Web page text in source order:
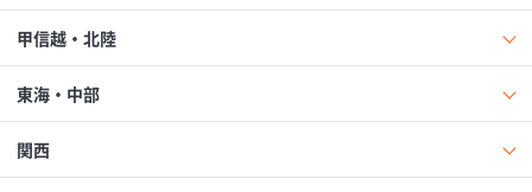
甲信越・北陸
東海・中部
関西